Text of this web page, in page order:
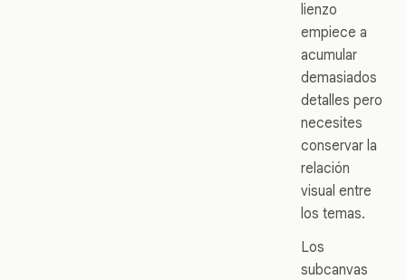
lienzo
empiece a
acumular
demasiados
detalles pero
necesites
conservar la
relación
visual entre
los temas.
Los
subcanvas